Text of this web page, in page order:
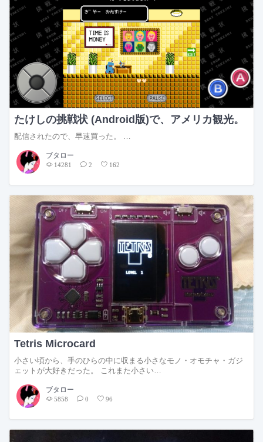
たけしの挑戦状 (Android版)で、アメリカ観光。
配信されたので、早速買った。 …
ブタロー
14281 2 162
Tetris Microcard
小さい頃から、手のひらの中に収まる小さなモノ・オモチャ・ガジ
ェットが大好きだった。 これまた小さい…
ブタロー
5858 0 96